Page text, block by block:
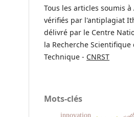
Tous les articles soumis à
vérifiés par l'antiplagiat
délivré par le Centre
la Recherche Scientifique
Technique - CNRST
Mots-clés
innovation